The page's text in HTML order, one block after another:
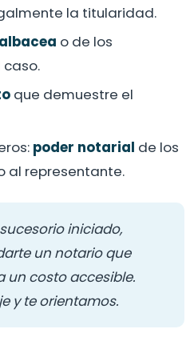
la titularidad.
o de los
caso.
que demuestre el
poder notarial de los
al representante.
iniciado,
un notario que
un costo accesible.
y te orientamos.